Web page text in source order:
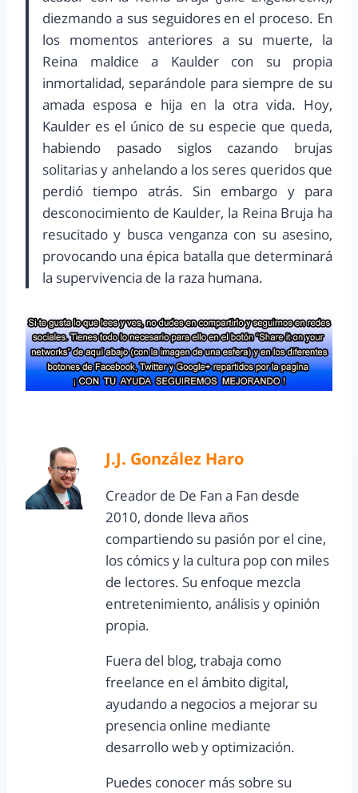
diezmando a sus seguidores en el proceso. En
los momentos anteriores a su muerte, la
Reina maldice a Kaulder con su propia
inmortalidad, separándole para siempre de su
amada esposa e hija en la otra vida. Hoy,
Kaulder es el único de su especie que queda,
habiendo pasado siglos cazando brujas
solitarias y anhelando a los seres queridos que
perdió tiempo atrás. Sin embargo y para
desconocimiento de Kaulder, la Reina Bruja ha
resucitado y busca venganza con su asesino,
provocando una épica batalla que determinará
la supervivencia de la raza humana.
J.J. González Haro
Creador de De Fan a Fan desde
2010, donde lleva años
compartiendo su pasión por el cine,
los cómics y la cultura pop con miles
de lectores. Su enfoque mezcla
entretenimiento, análisis y opinión
propia.
Fuera del blog, trabaja como
freelance en el ámbito digital,
ayudando a negocios a mejorar su
presencia online mediante
desarrollo web y optimización.
Puedes conocer más sobre su